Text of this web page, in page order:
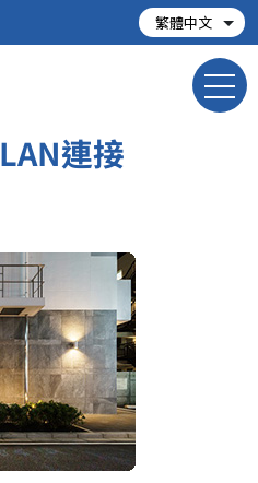
LAN連接